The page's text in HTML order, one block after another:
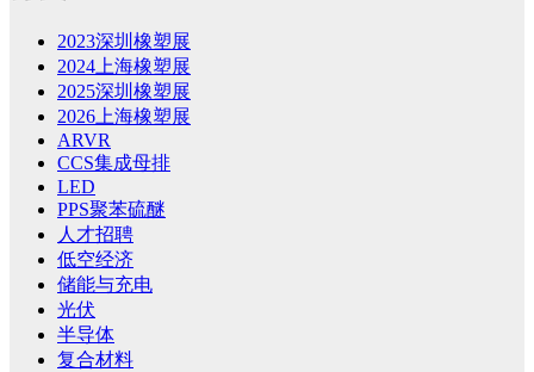
2023深圳橡塑展
2024上海橡塑展
2025深圳橡塑展
2026上海橡塑展
ARVR
CCS集成母排
LED
PPS聚苯硫醚
人才招聘
低空经济
储能与充电
光伏
半导体
复合材料